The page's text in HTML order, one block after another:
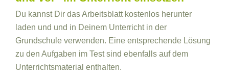
Du kannst Dir das Arbeitsblatt kostenlos herunter
laden und und in Deinem Unterricht in der
Grundschule verwenden. Eine entsprechende Lösung
zu den Aufgaben im Test sind ebenfalls auf dem
Unterrichtsmaterial enthalten.